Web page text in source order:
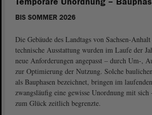
BIS SOMMER 2026
Die Gebäude des Landtags von Sachsen-
technische Ausstattung wurden im Laufe der
neue Anforderungen angepasst – durch Um-,
zur Optimierung der Nutzung. Solche
als Bauphasen bezeichnet, bringen im
zwangsläufig eine gewisse Unordnung mit sich
zum Glück zeitlich begrenzte.